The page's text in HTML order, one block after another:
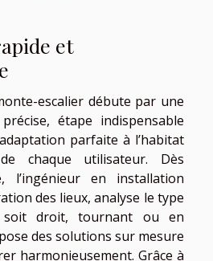
et
escalier débute par une
étape indispensable
parfaite à l’habitat
chaque utilisateur. Dès
l’ingénieur en installation
des lieux, analyse le type
soit droit, tournant ou en
des solutions sur mesure
harmonieusement. Grâce à